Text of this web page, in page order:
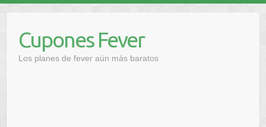
contenidoCupones Fever
Los planes de fever aún más baratos